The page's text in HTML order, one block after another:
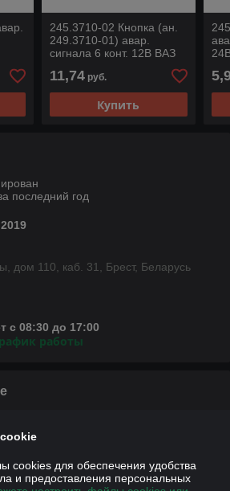
245.3710-02 Кнопка (ан.
249.3710-01) авар.
сигнала 6 конт. 12В ВАЗ
2104-2107 УАЗ ИЖ АВАР
11,74руб.
Купить
последний год
дом 110, каб. 31, Брест, Беларусь
с 08:30 до 17:00
работы
cookies для обеспечения удобства
и предоставления персональных